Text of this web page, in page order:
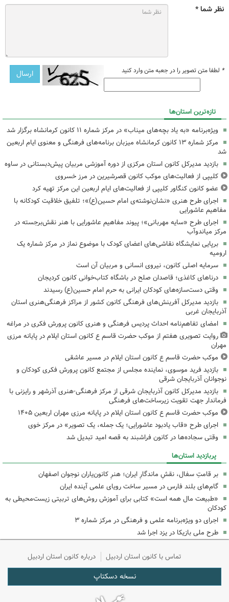
نظر شما *
* لطفا متن تصویر را در جعبه متن وارد کنید
تازه‌ترین استان‌ها
ویژه‌برنامه «به یاد بچه‌های میناب» در مرکز شماره ۱۱ کانون کرمانشاه برگزار شد
مرکز شماره ۱۳ کانون کرمانشاه میزبان برنامه‌های فرهنگی و معنوی ایام اربعین
شد
بازدید مدیرکل کانون استان مرکزی از دوره آموزشی مربیان پیش‌دبستانی در ساوه
کلیپی از فعالیت‌های موکب کانون قصرشیرین در مرز خسروی
عضو کانون کنگاور کلیپی از فعالیت‌های ایام اربعین این مرکز تهیه کرد
اجرای طرح هنری «نشان‌نوشته‌ی امام حسین(ع)»؛ تلفیق خلاقیت کودکانه با
مفاهیم عاشورایی
اجرای طرح «سایه مهربانی»؛ پیوند مفاهیم عاشورایی با هنر نقش‌برجسته در
مرکز میاندوآب
برپایی نمایشگاه نقاشی‌های اعضای کودک با موضوع نماز در مرکز شماره یک
ارومیه
سرمایه اصلی کانون، نیروی انسانی و مربیان آن است
درناهای کاغذی؛ قاصدان صلح در باشگاه کتاب‌خوانی کانون کردیجان
وقتی دست‌سازه‌های کودکان ایرانی به حرم امام حسین(ع) رسیدند
بازدید مدیرکل آفرینش‌های فرهنگی کانون کشور از مراکز فرهنگی‌هنری استان
آذربایجان غربی
امضای تفاهم‌نامه احداث پردیس فرهنگی و هنری کانون پرورش فکری در مراغه
روایت تصویری هفتم از موکب حضرت قاسم ع کانون استان ایلام در پایانه مرزی
مهران
موکب حضرت قاسم ع کانون استان ایلام در مسیر عاشقی
بازدید فرید موسوی، نماینده مجلس از مجتمع کانون پرورش فکری کودکان و
نوجوانان آذربایجان شرقی
بازدید مدیرکل کانون آذربایجان شرقی از مرکز فرهنگی‌-هنری آذرشهر و رایزنی با
فرماندار جهت تقویت زیرساخت‌های فرهنگی
موکب حضرت قاسم ع کانون استان ایلام در پایانه مرزی مهران اربعین ۱۴۰۵
اجرای طرح «قاب یادبود عاشورایی؛ یک جمله، یک تصویر» در مرکز خوی
وقتی سجاده‌ها در کانون فراشبند به قصه امید تبدیل شد
پربازدید استان‌ها
بر قامتِ سفال، نقشِ ماندگارِ ایران؛ هنرِ کانون‌یاران نوجوان اصفهان
گام‌های بلند فارس در مسیر ساخت رویای علمی آینده ایران
«طبیعت مال همه است» کتابی برای آموزش روش‌های تربیتی زیست‌محیطی به
کودکان
اجرای دو ویژه‌برنامه علمی و فرهنگی در مرکز شماره ۳
طرح ملی بازیکا در یزد اجرا شد
تماس با کانون استان اردبیل درباره کانون استان اردبیل
نسخه دسکتاپ